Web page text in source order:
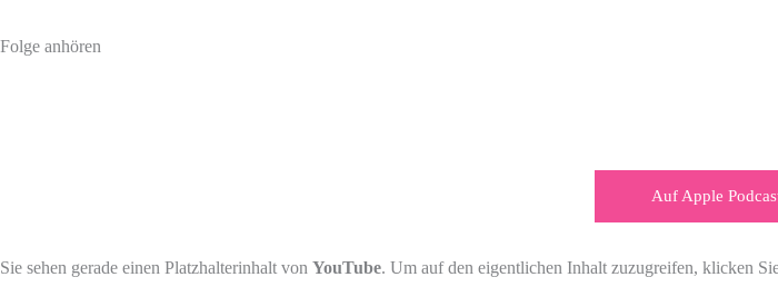
Folge anhören
Auf Apple
Sie sehen gerade einen Platzhalterinhalt von YouTube. Um auf den eigentlichen Inhalt zuzugreifen, klicken